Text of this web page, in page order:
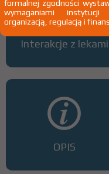
Interakcje z lekami
OPIS
formalnej zgodności
wymaganiami instytucji
organizacją, regulacją i